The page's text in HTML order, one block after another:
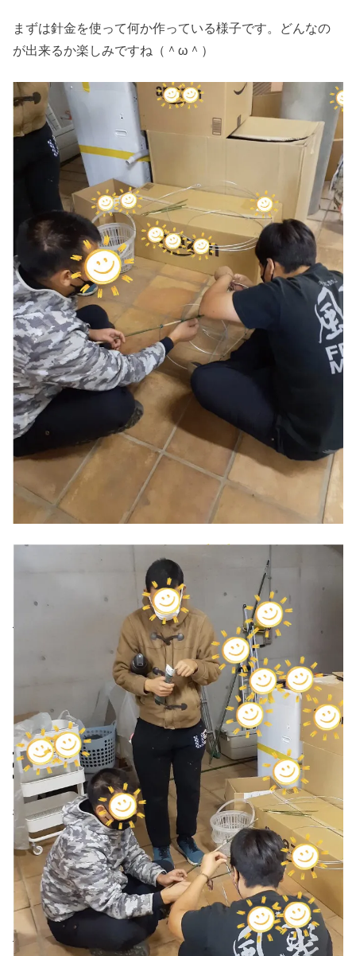
まずは針金を使って何か作っている様子です。どんなの
が出来るか楽しみですね（＾ω＾）